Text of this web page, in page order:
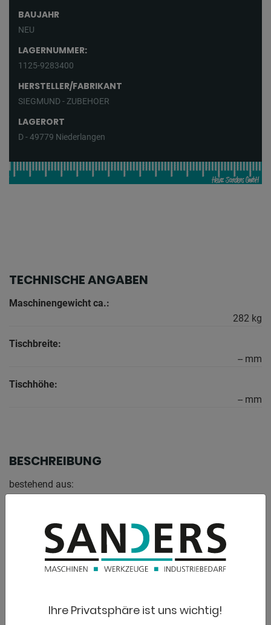
BAUJAHR
NEU
LAGERNUMMER:
1125-9283400
HERSTELLER/FABRIKANT
SIEGMUND - ZUBEHOER
LAGERORT
D - 49779 Niederlangen
TECHNISCHE ANGABEN
Maschinengewicht ca.:
282 kg
Tischbreite:
-- mm
Tischhöhe:
-- mm
BESCHREIBUNG
bestehend aus:
6 Stück Vario Prisma Ø 50 135° 280648.1.N
30 Stück Schnellspannbolzen 280511
8 Stück Magnetspannbolzen 60 280740
10 Stück Universal-Anschlag 150 L 280410.N
4 Stück Universal-Anschlag 500 S 280430.N
8 Stück Anschlag- und Spannwinkel 175 L 280110.N
Ihre Privatsphäre ist uns wichtig!